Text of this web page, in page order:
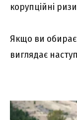
корупційні
Якщо ви
виглядає